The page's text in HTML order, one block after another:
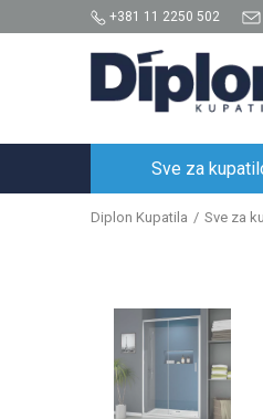
+381 11 2250 502
Sve za
Diplon Kupatila Sve za